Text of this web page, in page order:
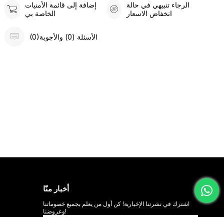
إضافة إلى قائمة الأمنيات
الخاصة بي
الرجاء تنبيهي في حالة
انخفاض الاسعار
(0)الأسئلة (0) والأجوبة
أخبار منّا
اشترك في نشرتنا الإخبارية! كن أول من يعلم بجميع خصوماتنا
وعروضنا!